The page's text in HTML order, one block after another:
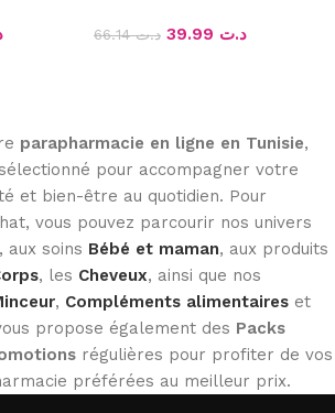
spf50+ 50ml
د.ت66.14 د.ت
parapharmacie en ligne en Tunisie,
pour accompagner votre
et bien-être au quotidien. Pour
vous pouvez parcourir nos univers
, aux soins Bébé et maman, aux produits
, les Cheveux, ainsi que nos
, Compléments alimentaires et
propose également des Packs
régulières pour profiter de vos
préférées au meilleur prix.